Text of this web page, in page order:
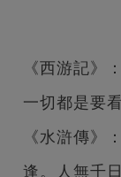
《西游記》
一切都是要
《水滸傳》
逢。
人無千